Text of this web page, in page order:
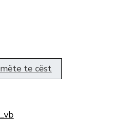
mëte te cëst